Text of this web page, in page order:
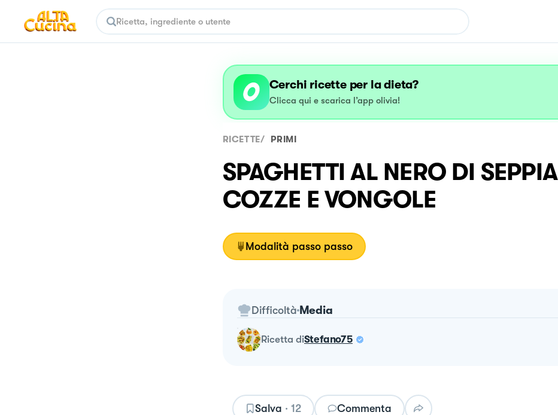
Cerchi ricette per la dieta?
Clicca qui e scarica l’app olivia!
RICETTE/ PRIMI
SPAGHETTI AL NERO DI SEPPIA
COZZE E VONGOLE
Modalità passo passo
Difficoltà Media
ricetta diStefano75
Salva · 12 Commenta